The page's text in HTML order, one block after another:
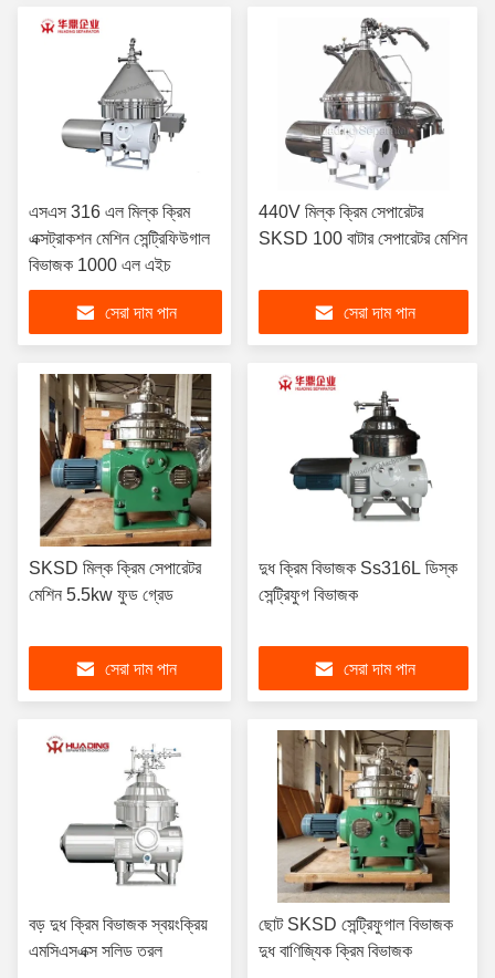
এসএস 316 এল মিল্ক ক্রিম
এক্সট্রাকশন মেশিন সেন্ট্রিফিউগাল
বিভাজক 1000 এল এইচ
সেরা দাম পান
440V মিল্ক ক্রিম সেপারেটর
SKSD 100 বাটার সেপারেটর মেশিন
সেরা দাম পান
SKSD মিল্ক ক্রিম সেপারেটর
মেশিন 5.5kw ফুড গ্রেড
সেরা দাম পান
দুধ ক্রিম বিভাজক Ss316L ডিস্ক
সেন্ট্রিফুগ বিভাজক
সেরা দাম পান
বড় দুধ ক্রিম বিভাজক স্বয়ংক্রিয়
এমসিএসএক্স সলিড তরল
ছোট SKSD সেন্ট্রিফুগাল বিভাজক
দুধ বাণিজ্যিক ক্রিম বিভাজক